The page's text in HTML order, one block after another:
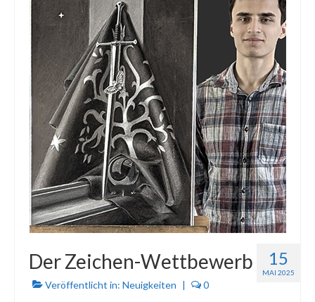
15
MAI 2025
Der Zeichen-Wettbewerb
Veröffentlicht in: Neuigkeiten | 0